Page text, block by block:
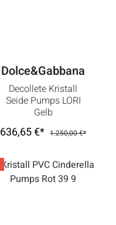
Dolce&Gabbana
Decollete Kristall
Seide Pumps LORI
Gelb
636,65 €* 1.250,00 €*